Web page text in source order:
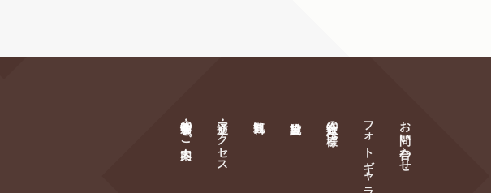
お問い合わせ
フォトギャラリー
旅行会社の皆様へ
交通・アクセス
萩・明倫学舎のご案内